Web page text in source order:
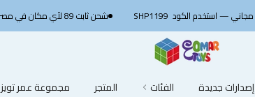
SHP1199 شحن ثابت 89 لأي مكان في مصر 🚚 ج.م
إصدارات جديدة الفئات المتجر مجموعة عمر تويز